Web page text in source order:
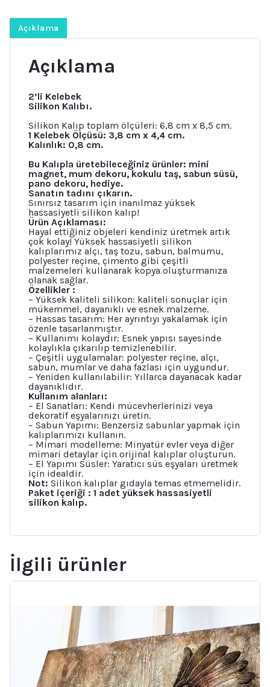
Polyester
Kokulu
Taş
Mum
Kalıbı
adet
Açıklama
Açıklama
2’li Kelebek
Silikon Kalıbı.
Silikon Kalıp toplam ölçüleri: 6,8 cm x 8,5 cm.
1 Kelebek Ölçüsü: 3,8 cm x 4,4 cm.
Kalınlık: 0,8 cm.
Bu Kalıpla üretebileceğiniz ürünler: mini
magnet, mum dekoru, kokulu taş, sabun süsü,
pano dekoru, hediye.
Sanatın tadını çıkarın.
Sınırsız tasarım için inanılmaz yüksek
hassasiyetli silikon kalıp!
Ürün Açıklaması:
Hayal ettiğiniz objeleri kendiniz üretmek artık
çok kolay! Yüksek hassasiyetli silikon
kalıplarımız alçı, taş tozu, sabun, balmumu,
polyester reçine, çimento gibi çeşitli
malzemeleri kullanarak kopya oluşturmanıza
olanak sağlar.
Özellikler :
– Yüksek kaliteli silikon: kaliteli sonuçlar için
mükemmel, dayanıklı ve esnek malzeme.
– Hassas tasarım: Her ayrıntıyı yakalamak için
özenle tasarlanmıştır.
– Kullanımı kolaydır: Esnek yapısı sayesinde
kolaylıkla çıkarılıp temizlenebilir.
– Çeşitli uygulamalar: polyester reçine, alçı,
sabun, mumlar ve daha fazlası için uygundur.
– Yeniden kullanılabilir: Yıllarca dayanacak kadar
dayanıklıdır.
Kullanım alanları:
– El Sanatları: Kendi mücevherlerinizi veya
dekoratif eşyalarınızı üretin.
– Sabun Yapımı: Benzersiz sabunlar yapmak için
kalıplarımızı kullanın.
– Mimari modelleme: Minyatür evler veya diğer
mimari detaylar için orijinal kalıplar oluşturun.
– El Yapımı Süsler: Yaratıcı süs eşyaları üretmek
için idealdir.
Not: Silikon kalıplar gıdayla temas etmemelidir.
Paket içeriği : 1 adet yüksek hassasiyetli
silikon kalıp.
İlgili ürünler